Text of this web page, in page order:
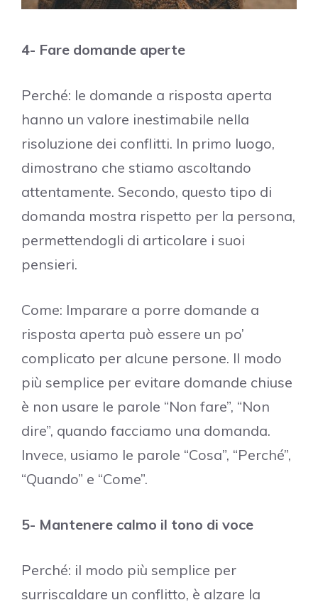
4- Fare domande aperte
Perché: le domande a risposta aperta
hanno un valore inestimabile nella
risoluzione dei conflitti. In primo luogo,
dimostrano che stiamo ascoltando
attentamente. Secondo, questo tipo di
domanda mostra rispetto per la persona,
permettendogli di articolare i suoi
pensieri.
Come: Imparare a porre domande a
risposta aperta può essere un po’
complicato per alcune persone. Il modo
più semplice per evitare domande chiuse
è non usare le parole “Non fare”, “Non
dire”, quando facciamo una domanda.
Invece, usiamo le parole “Cosa”, “Perché”,
“Quando” e “Come”.
5- Mantenere calmo il tono di voce
Perché: il modo più semplice per
surriscaldare un conflitto, è alzare la